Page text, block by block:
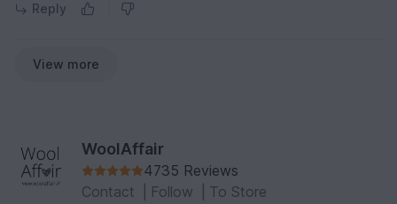
Reply
View more
WoolAffair
4735 Reviews
Contact
Follow To Store